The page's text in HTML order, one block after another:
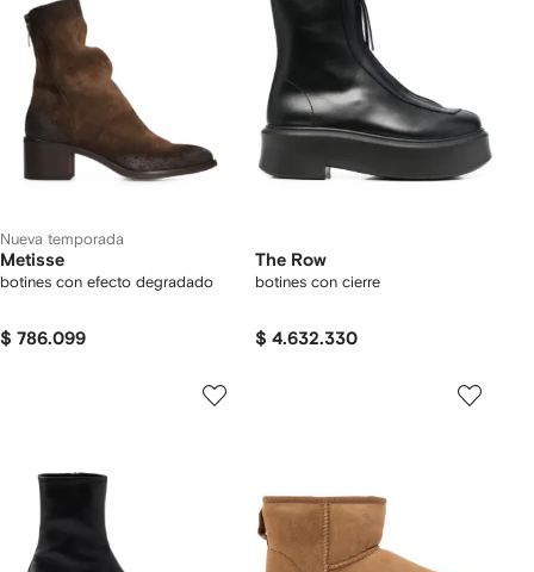
Nueva temporada
Metisse
botines con efecto degradado
$ 786.099
The Row
botines con cierre
$ 4.632.330